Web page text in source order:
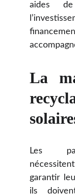
aides
La
Les
garantir
ils